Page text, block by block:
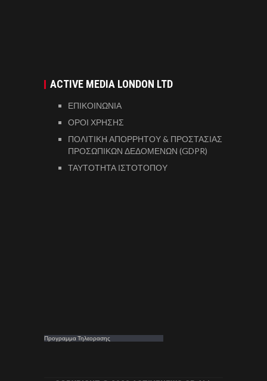
ACTIVE MEDIA LONDON LTD
ΕΠΙΚΟΙΝΩΝΙΑ
ΟΡΟΙ ΧΡΗΣΗΣ
ΠΟΛΙΤΙΚΗ ΑΠΟΡΡΗΤΟΥ & ΠΡΟΣΤΑΣΙΑΣ
ΠΡΟΣΩΠΙΚΩΝ ΔΕΔΟΜΕΝΩΝ (GDPR)
ΤΑΥΤΟΤΗΤΑ ΙΣΤΟΤΟΠΟΥ
Προγραμμα Τηλεορασης